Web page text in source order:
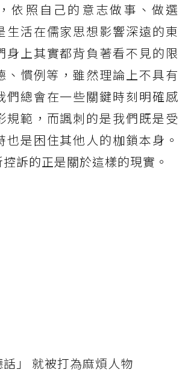
依照自己的意志做事、做選
生活在儒家思想影響深遠的東
身上其實都背負著看不見的限
、慣例等，雖然理論上不具有
們總會在一些關鍵時刻明確感
規範，而諷刺的是我們既是受
也是困住其他人的枷鎖本身。
控訴的正是關於這樣的現實。
」 就被打為麻煩人物